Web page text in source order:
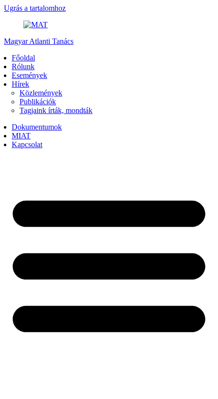
Ugrás a tartalomhoz
Magyar Atlanti Tanács
Főoldal
Rólunk
Események
Hírek
Közlemények
Publikációk
Tagjaink írták, mondták
Dokumentumok
MIAT
Kapcsolat